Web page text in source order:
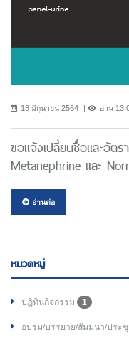
18 มิถุนายน 2564 อ่าน
ขอแจ้งเปลี่ยนชื่อและอัต
Metanephrine และ
อ่านต่อ
หมวดหมู่
ปฏิทินกิจกรรม 1
อบรม/บรรยาย/สัมมนา/ประ